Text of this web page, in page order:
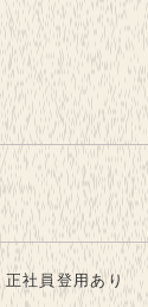
社員登用あり